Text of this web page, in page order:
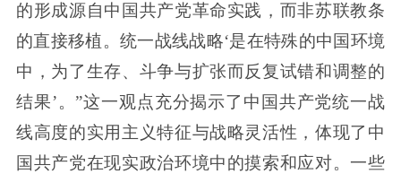
的形成源自中国共产党革命实践，而非苏联教条
的直接移植。统一战线战略‘是在特殊的中国环境
中，为了生存、斗争与扩张而反复试错和调整的
结果’。”这一观点充分揭示了中国共产党统一战
线高度的实用主义特征与战略灵活性，体现了中
国共产党在现实政治环境中的摸索和应对。一些